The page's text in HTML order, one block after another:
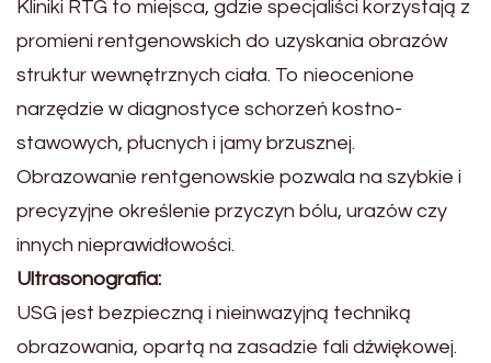
Kliniki RTG to miejsca, gdzie specjaliści korzystają z
promieni rentgenowskich do uzyskania obrazów
struktur wewnętrznych ciała. To nieocenione
narzędzie w diagnostyce schorzeń kostno-
stawowych, płucnych i jamy brzusznej.
Obrazowanie rentgenowskie pozwala na szybkie i
precyzyjne określenie przyczyn bólu, urazów czy
innych nieprawidłowości.
Ultrasonografia:
USG jest bezpieczną i nieinwazyjną techniką
obrazowania, opartą na zasadzie fali dźwiękowej.